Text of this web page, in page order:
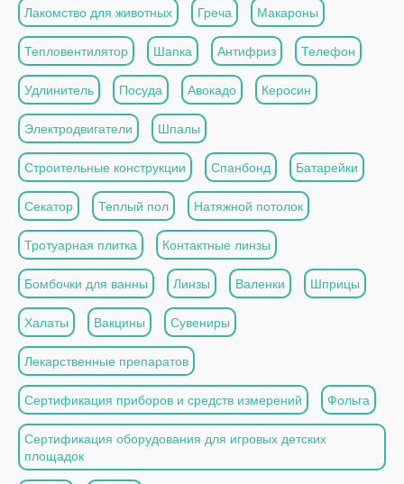
Лакомство для животных Греча Макароны
Тепловентилятор Шапка Антифриз Телефон
Удлинитель Посуда Авокадо Керосин
Электродвигатели Шпалы
Строительные конструкции Спанбонд Батарейки
Секатор Теплый пол Натяжной потолок
Тротуарная плитка Контактные линзы
Бомбочки для ванны Линзы Валенки Шприцы
Халаты Вакцины Сувениры
Лекарственные препаратов
Сертификация приборов и средств измерений Фольга
Сертификация оборудования для игровых детских
площадок